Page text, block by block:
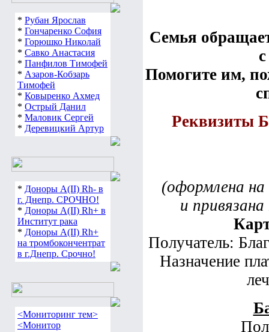
* Рубан Ярослав
* Гончаренко София
* Горюшко Николай
* Савко Анастасия
* Панфилов Тимофей
* Азаров-Кобзарь
Тимофей
* Ковыренко Ахмед
* Острый Данил
* Маловик Сергей
* Деревицкий Артур
* Доноры А(ІІ) Rh- в
г. Днепр. СРОЧНО!
* Доноры А(ІІ) Rh+ в
Институт рака
* Доноры А(ІІ) Rh+
на тромбокончентрат
в г.Днепр. Срочно!
<Мониторинг тем>
<Монитор
Семья
Помогите им,
Реквизиты
(оформлена
и
Получатель:
Назначение